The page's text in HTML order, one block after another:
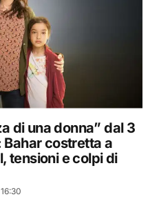
di una donna” dal 3
Bahar costretta a
tensioni e colpi di